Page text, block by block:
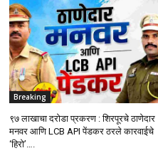
Breaking
९७ लाखाचा दरोडा प्रकरण : शिरपूरचे ठाणेदार
मनवर आणि LCB API पेंडकर ठरले कारवाईचे
‘हिरो’….